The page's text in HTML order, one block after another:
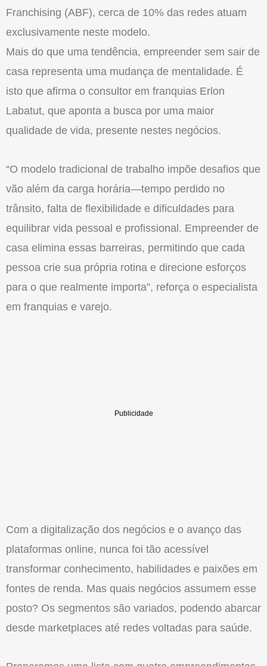
Franchising (ABF), cerca de 10% das redes atuam
exclusivamente neste modelo.
Mais do que uma tendência, empreender sem sair de
casa representa uma mudança de mentalidade. É
isto que afirma o consultor em franquias Erlon
Labatut, que aponta a busca por uma maior
qualidade de vida, presente nestes negócios.
“O modelo tradicional de trabalho impõe desafios que
vão além da carga horária—tempo perdido no
trânsito, falta de flexibilidade e dificuldades para
equilibrar vida pessoal e profissional. Empreender de
casa elimina essas barreiras, permitindo que cada
pessoa crie sua própria rotina e direcione esforços
para o que realmente importa”, reforça o especialista
em franquias e varejo.
Com a digitalização dos negócios e o avanço das
plataformas online, nunca foi tão acessível
transformar conhecimento, habilidades e paixões em
fontes de renda. Mas quais negócios assumem esse
posto? Os segmentos são variados, podendo abarcar
desde marketplaces até redes voltadas para saúde.